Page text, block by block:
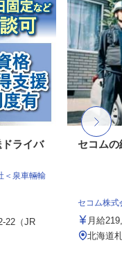
ライバ
＜泉車輛輸
22（JR
セコムの
セコム株式
月給
北海道